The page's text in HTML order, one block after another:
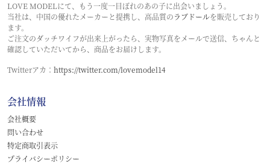
LOVE MODELにて、もう一度一目ぼれのあの子に出会いましょう。
当社は、中国の優れたメーカーと提携し、高品質のラブドールを販売しており
ます。
ご注文のダッチワイフが出来上がったら、実物写真をメールで送信、ちゃんと
確認していただいてから、商品をお届けします。
Twitterアカ： https://twitter.com/lovemodel14
会社情報
会社概要
問い合わせ
特定商取引表示
プライバシーポリシー